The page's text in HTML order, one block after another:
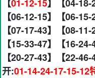
【01-12-15】【04-18-
【06-12-15】【06-15-
【07-17-43】【08-11-
【15-33-47】【16-24-
【20-27-43】【22-46-
开:01-14-24-17-15-12